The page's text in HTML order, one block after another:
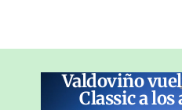
Valdoviño
Classic a